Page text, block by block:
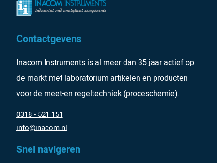
Contactgevens
Inacom Instruments is al meer dan 35 jaar actief op
de markt met laboratorium artikelen en producten
voor de meet-en regeltechniek (proceschemie).
0318 - 521 151
info@inacom.nl
Snel navigeren